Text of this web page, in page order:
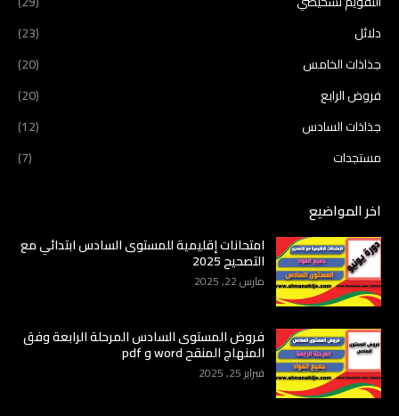
دلائل
(23)
جذاذات الخامس
(20)
فروض الرابع
(20)
جذاذات السادس
(12)
مستجدات
(7)
اخر المواضيع
امتحانات إقليمية للمستوى السادس ابتدائي مع
التصحيح 2025
مارس 22, 2025
فروض المستوى السادس المرحلة الرابعة وفق
المنهاج المنقح word و pdf
فبراير 25, 2025